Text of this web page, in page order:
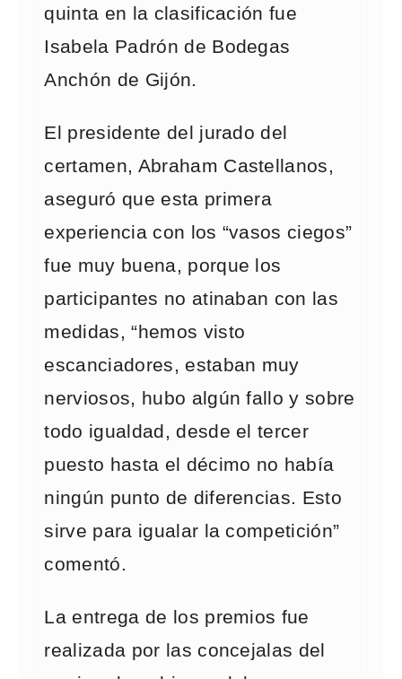
quinta en la clasificación fue
Isabela Padrón de Bodegas
Anchón de Gijón.
El presidente del jurado del
certamen, Abraham Castellanos,
aseguró que esta primera
experiencia con los “vasos ciegos”
fue muy buena, porque los
participantes no atinaban con las
medidas, “hemos visto
escanciadores, estaban muy
nerviosos, hubo algún fallo y sobre
todo igualdad, desde el tercer
puesto hasta el décimo no había
ningún punto de diferencias. Esto
sirve para igualar la competición”
comentó.
La entrega de los premios fue
realizada por las concejalas del